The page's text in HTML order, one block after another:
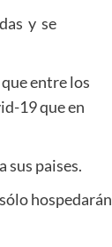
y se
entre los
19 que en
sus paises.
hospedarán